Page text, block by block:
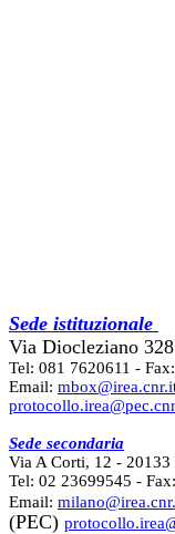
Sede istituzionale
Via Diocleziano
Tel: 081 7620611 -
Email:
Sede secondaria
Via A Corti, 12 - 20133
Tel: 02 23699545 -
Email:
(PEC)